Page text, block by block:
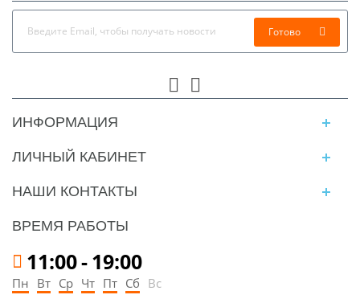
Готово
ИНФОРМАЦИЯ
ЛИЧНЫЙ КАБИНЕТ
НАШИ КОНТАКТЫ
ВРЕМЯ РАБОТЫ
11:00-19:00
Пн Вт Ср Чт Пт Сб Вс